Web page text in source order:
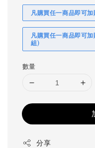
凡購買任一商品即可
凡購買任一商品即可
組)
數量
分享